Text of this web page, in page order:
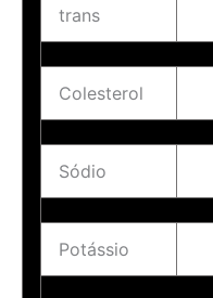
trans
Colesterol
Sódio
Potássio